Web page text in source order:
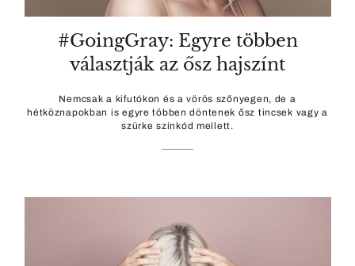
#GoingGray: Egyre többen
választják az ősz hajszínt
Nemcsak a kifutókon és a vörös szőnyegen, de a
hétköznapokban is egyre többen döntenek ősz tincsek vagy a
szürke színkód mellett.